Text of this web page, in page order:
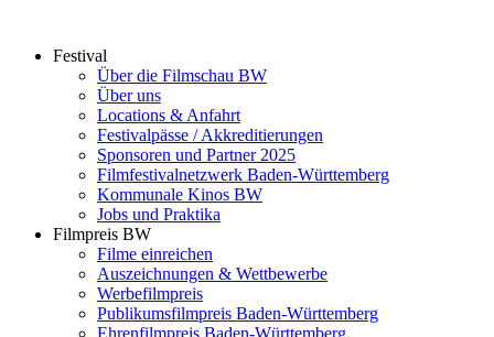
springenFestival
Über die Filmschau BW
Über uns
Locations & Anfahrt
Festivalpässe / Akkreditierungen
Sponsoren und Partner 2025
Filmfestivalnetzwerk ­Baden-Württemberg
Kommunale Kinos BW
Jobs und Praktika
Filmpreis BW
Filme einreichen
Auszeichnungen & Wettbewerbe
Werbefilmpreis
Publikumsfilmpreis Baden-Württemberg
Ehrenfilmpreis Baden-Württemberg